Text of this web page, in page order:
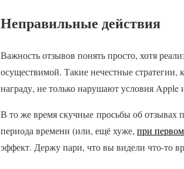
Неправильные действия
Важность отзывов понять просто, хотя
осуществимой. Такие нечестные стратегии,
награду, не только нарушают условия
В то же время скучные просьбы об отзывах
периода времени (или, ещё хуже, при
эффект. Держу пари, что вы видели что-то